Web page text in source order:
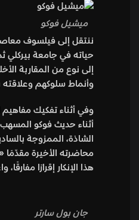
ميشيل فوكو
إلى نوع من المقاربة
وأنماط سلوكهم وعلاقته
وفي أثناء تفكيك
أثناء حديث فوكو
الشاذة، الممزوجة
محاضرته الأخيرة مقدِّمًا
هذا الإنكار إقرارًا
جان بول سارتر